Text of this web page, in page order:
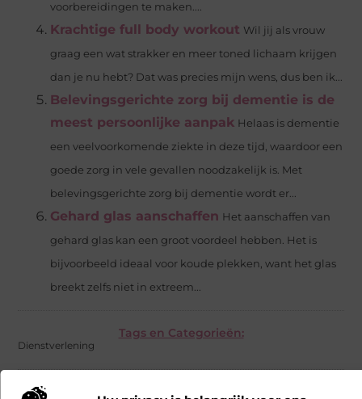
voorbereidingen te maken....
Krachtige full body workout Wil jij als vrouw
graag een wat strakker en meer toned lichaam krijgen
dan je nu hebt? Dat was precies mijn wens, dus ben ik...
Belevingsgerichte zorg bij dementie is de
meest persoonlijke aanpak Helaas is dementie
een veelvoorkomende ziekte in deze tijd, waardoor een
goede zorg in vele gevallen noodzakelijk is. Met
belevingsgerichte zorg bij dementie wordt er...
Gehard glas aanschaffen Het aanschaffen van
gehard glas kan een groot voordeel hebben. Het is
bijvoorbeeld ideaal voor koude plekken, want het glas
breekt zelfs niet in extreem...
Tags en Categorieën:
Dienstverlening